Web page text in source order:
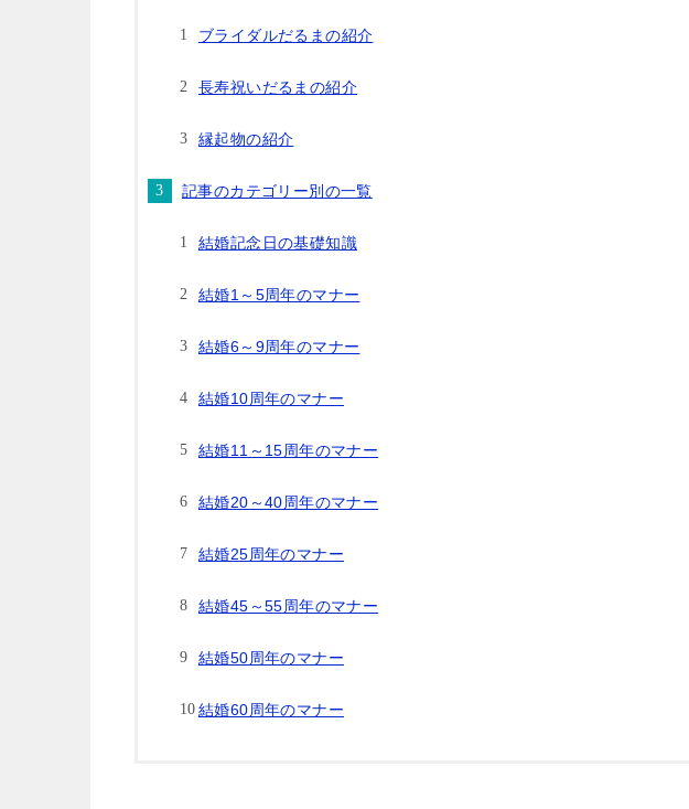
ブライダルだるまの紹介
長寿祝いだるまの紹介
縁起物の紹介
記事のカテゴリー別の一覧
結婚記念日の基礎知識
結婚1～5周年のマナー
結婚6～9周年のマナー
結婚10周年のマナー
結婚11～15周年のマナー
結婚20～40周年のマナー
結婚25周年のマナー
結婚45～55周年のマナー
結婚50周年のマナー
結婚60周年のマナー